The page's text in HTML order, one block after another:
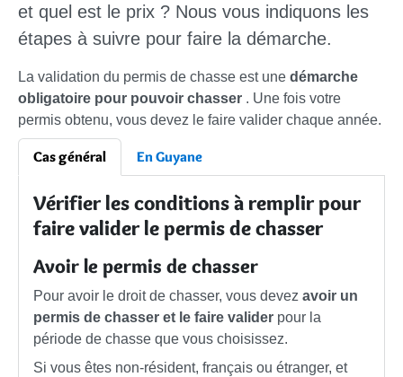
et quel est le prix ? Nous vous indiquons les
étapes à suivre pour faire la démarche.
La validation du permis de chasse est une démarche
obligatoire pour pouvoir chasser . Une fois votre
permis obtenu, vous devez le faire valider chaque année.
Cas général En Guyane
Vérifier les conditions à remplir pour
faire valider le permis de chasser
Avoir le permis de chasser
Pour avoir le droit de chasser, vous devez avoir un
permis de chasser et le faire valider pour la
période de chasse que vous choisissez.
Si vous êtes non-résident, français ou étranger, et